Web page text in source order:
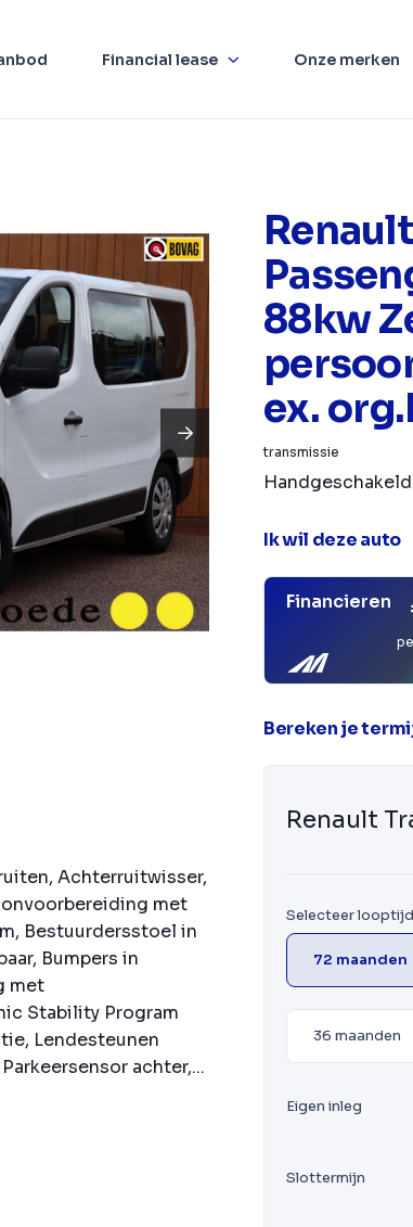
Financial lease Onze merken
Achterruitwisser,
met
Bestuurdersstoel in
Bumpers in
met
Stability Program
Lendesteunen
achter,...
88kw
ex.
transmissie
Handgeschakeld
Ik wil deze auto
Financieren
Bereken je
Renault
Selecteer looptijd
72 maanden
36 maanden
Eigen inleg
Slottermijn